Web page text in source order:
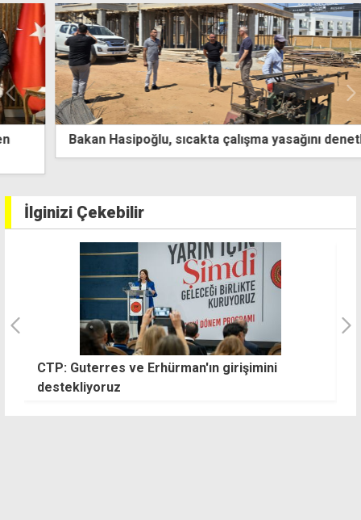
Bakan Hasipoğlu, sıcakta çalışma yasağını denetledi
İlginizi Çekebilir
CTP: Guterres ve Erhürman'ın girişimini
destekliyoruz